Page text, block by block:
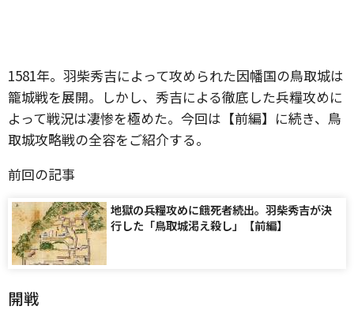
1581年。羽柴秀吉によって攻められた因幡国の鳥取城は
籠城戦を展開。しかし、秀吉による徹底した兵糧攻めに
よって戦況は凄惨を極めた。今回は【前編】に続き、鳥
取城攻略戦の全容をご紹介する。
前回の記事
地獄の兵糧攻めに餓死者続出。羽柴秀吉が決
行した「鳥取城渇え殺し」【前編】
開戦